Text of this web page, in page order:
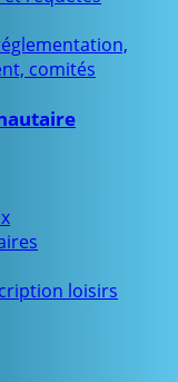
comités
loisirs